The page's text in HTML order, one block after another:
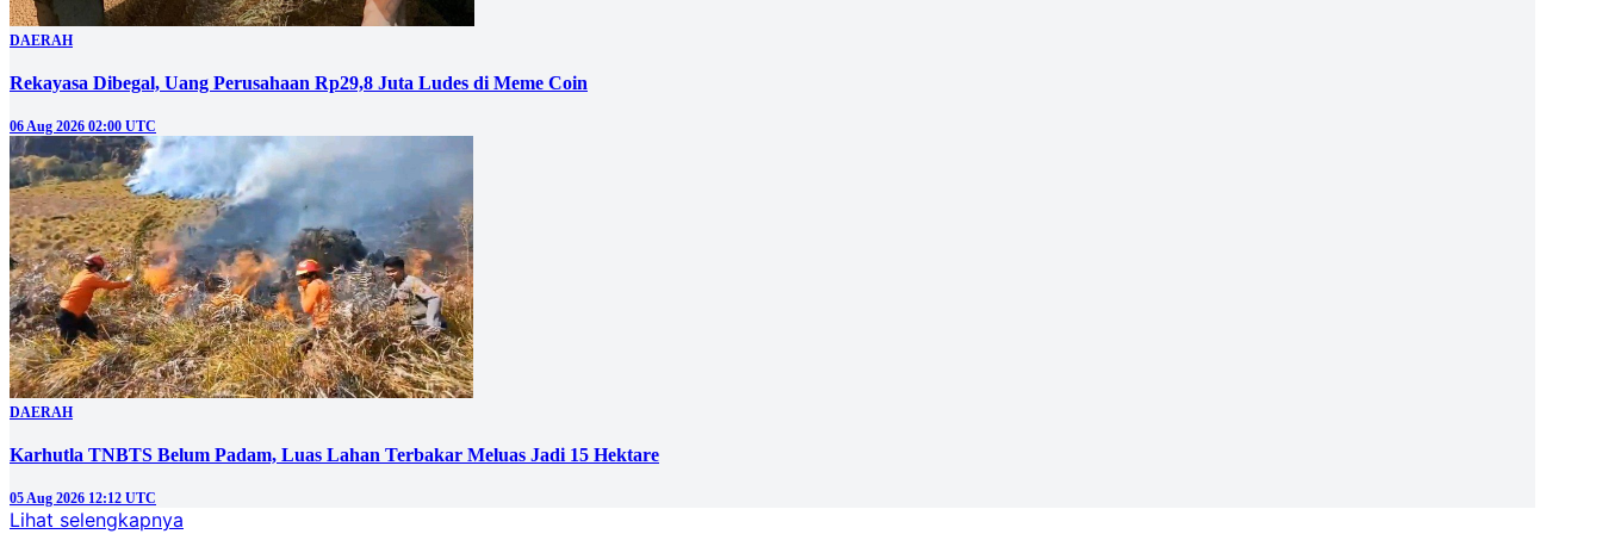
DAERAH
Rekayasa Dibegal, Uang Perusahaan Rp29,8 Juta Ludes di Meme Coin
06 Aug 2026 02:00 UTC
DAERAH
Karhutla TNBTS Belum Padam, Luas Lahan Terbakar Meluas Jadi 15 Hektare
05 Aug 2026 12:12 UTC
Lihat selengkapnya